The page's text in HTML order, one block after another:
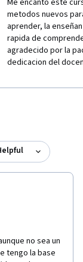
Me encanto este
metodos nuevos
aprender, la
rapida de
agradecido por la
dedicacion del
no sea un
tengo la base